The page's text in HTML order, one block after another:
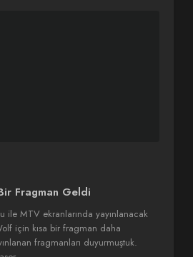
Fragman Geldi
ile MTV ekranlarında yayınlanacak
için kısa bir fragman daha
fragmanları duyurmuştuk.